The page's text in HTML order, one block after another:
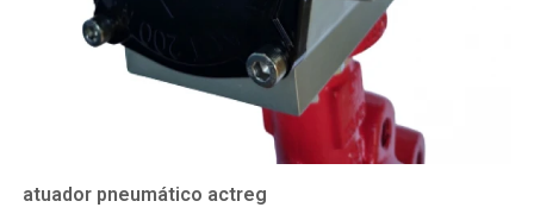
atuador pneumático actreg